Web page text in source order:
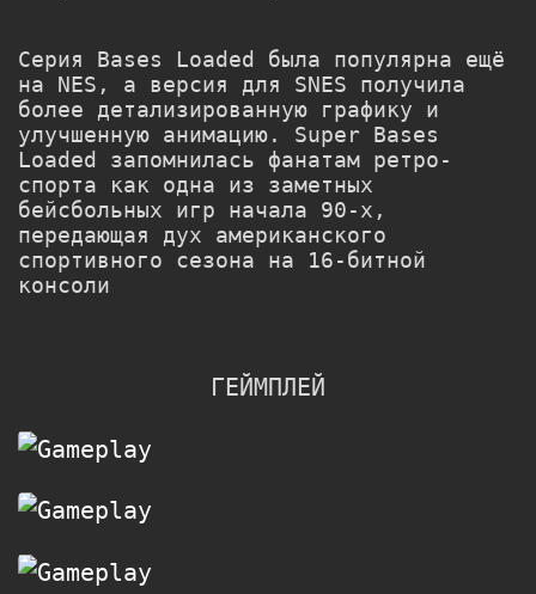
Серия Bases Loaded была популярна ещё
на NES, а версия для SNES получила
более детализированную графику и
улучшенную анимацию. Super Bases
Loaded запомнилась фанатам ретро-
спорта как одна из заметных
бейсбольных игр начала 90-х,
передающая дух американского
спортивного сезона на 16-битной
консоли
ГЕЙМПЛЕЙ